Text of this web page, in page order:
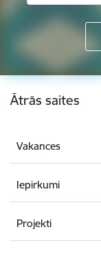
Kājene
Ātrās saites
Vakances
Iepirkumi
Projekti